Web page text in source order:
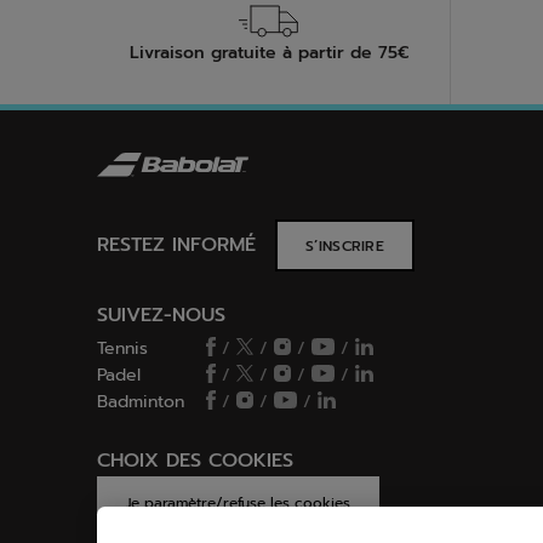
Livraison gratuite à partir de 75€
RESTEZ INFORMÉ S’INSCRIRE
SUIVEZ-NOUS
Tennis / / /
/
Padel
/ / /
/
Badminton
/ / /
CHOIX DES COOKIES
Je paramètre/refuse les cookies